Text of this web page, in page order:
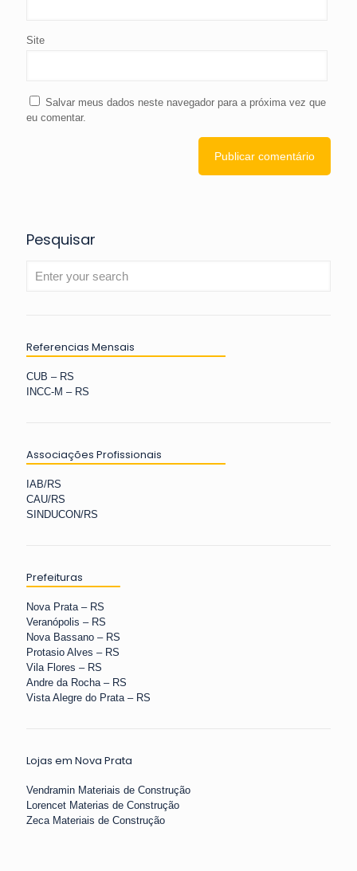
Site
Salvar meus dados neste navegador para a próxima vez que
eu comentar.
Pesquisar
Referencias Mensais
CUB – RS
INCC-M – RS
Associações Profissionais
IAB/RS
CAU/RS
SINDUCON/RS
Prefeituras
Nova Prata – RS
Veranópolis – RS
Nova Bassano – RS
Protasio Alves – RS
Vila Flores – RS
Andre da Rocha – RS
Vista Alegre do Prata – RS
Lojas em Nova Prata
Vendramin Materiais de Construção
Lorencet Materias de Construção
Zeca Materiais de Construção